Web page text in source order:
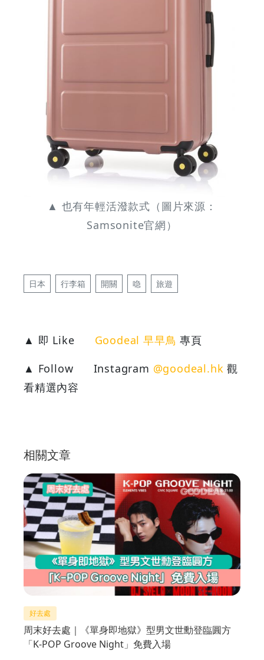
▲ 也有年輕活潑款式（圖片來源：
Samsonite官網）
日本 行李箱 開關 喼 旅遊
▲ 即 Like Goodeal 早早鳥 專頁
▲ Follow
Instagram @goodeal.hk 觀
看精選內容
相關文章
好去處
周末好去處｜《單身即地獄》型男文世勳登臨圓方
「K-POP Groove Night」免費入場